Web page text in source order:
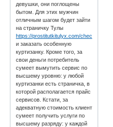
девушки, они поглощены
бытом. Для этих мужчин
отличным шагом будет зайти
на страничку Тулы
https://prostitutkitulyx.com/checked/
и заказать особенную
куртизанку. Кроме того, за
свои деньги потребитель
сумеет вымутить сервис по
высшему уровню: у любой
куртизанки есть страничка, в
которой располагается прайс
сервисов. Кстати, за
адекватную стоимость клиент
сумеет получить услуги по
высшему разряду: у каждой